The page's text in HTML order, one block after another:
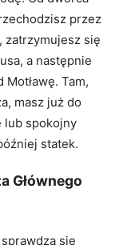
przez
zatrzymujesz się
a następnie
Tam,
masz już do
lub spokojny
statek.
Głównego
się